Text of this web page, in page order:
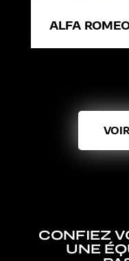
ALFA
CONFIEZ
UNE